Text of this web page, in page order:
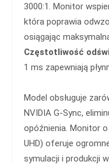
3000:1. Monitor
która poprawia
osiągając
Częstotliwość
1 ms zapewniają
Model obsługuje
NVIDIA G-Sync,
opóźnienia. Monitor
UHD) oferuje
symulacji i produkcji